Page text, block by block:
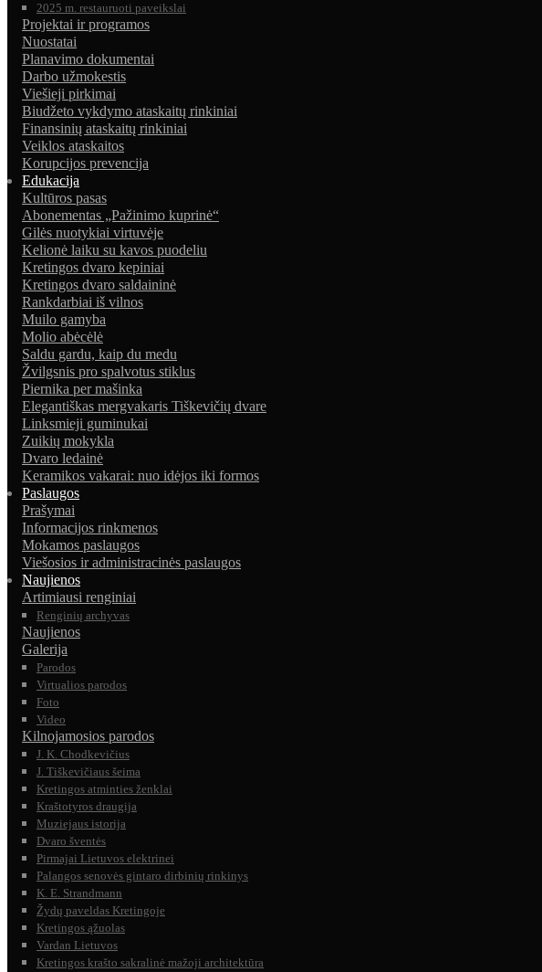
2025 m. restauruoti paveikslai
Projektai ir programos
Nuostatai
Planavimo dokumentai
Darbo užmokestis
Viešieji pirkimai
Biudžeto vykdymo ataskaitų rinkiniai
Finansinių ataskaitų rinkiniai
Veiklos ataskaitos
Korupcijos prevencija
Edukacija
Kultūros pasas
Abonementas „Pažinimo kuprinė“
Gilės nuotykiai virtuvėje
Kelionė laiku su kavos puodeliu
Kretingos dvaro kepiniai
Kretingos dvaro saldaininė
Rankdarbiai iš vilnos
Muilo gamyba
Molio abėcėlė
Saldu gardu, kaip du medu
Žvilgsnis pro spalvotus stiklus
Piernika per mašinka
Elegantiškas mergvakaris Tiškevičių dvare
Linksmieji guminukai
Zuikių mokykla
Dvaro ledainė
Keramikos vakarai: nuo idėjos iki formos
Paslaugos
Prašymai
Informacijos rinkmenos
Mokamos paslaugos
Viešosios ir administracinės paslaugos
Naujienos
Artimiausi renginiai
Renginių archyvas
Naujienos
Galerija
Parodos
Virtualios parodos
Foto
Video
Kilnojamosios parodos
J. K. Chodkevičius
J. Tiškevičiaus šeima
Kretingos atminties ženklai
Kraštotyros draugija
Muziejaus istorija
Dvaro šventės
Pirmajai Lietuvos elektrinei
Palangos senovės gintaro dirbinių rinkinys
K. E. Strandmann
Žydų paveldas Kretingoje
Kretingos ąžuolas
Vardan Lietuvos
Kretingos krašto sakralinė mažoji architektūra